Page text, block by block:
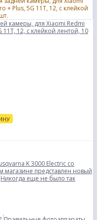
камеры, для Xiaomi Redmi
11T, 12, с клейкой лентой, 10
K 3000 Electric со
магазине представлен новый
Никогда еще не было так